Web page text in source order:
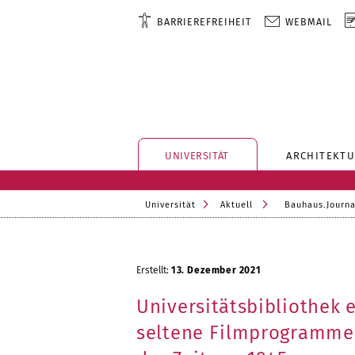
BARRIEREFREIHEIT WEBMAIL
UNIVERSITÄT
Universität Aktuell
Erstellt: 13. Dezember 2021
Universitätsbibliothek
seltene